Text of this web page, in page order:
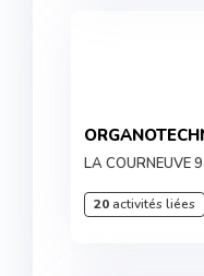
LA COURNEUVE
20activités liées